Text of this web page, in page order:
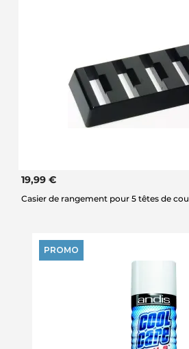
19,99 €
Casier de rangement pour 5 têtes de
PROMO